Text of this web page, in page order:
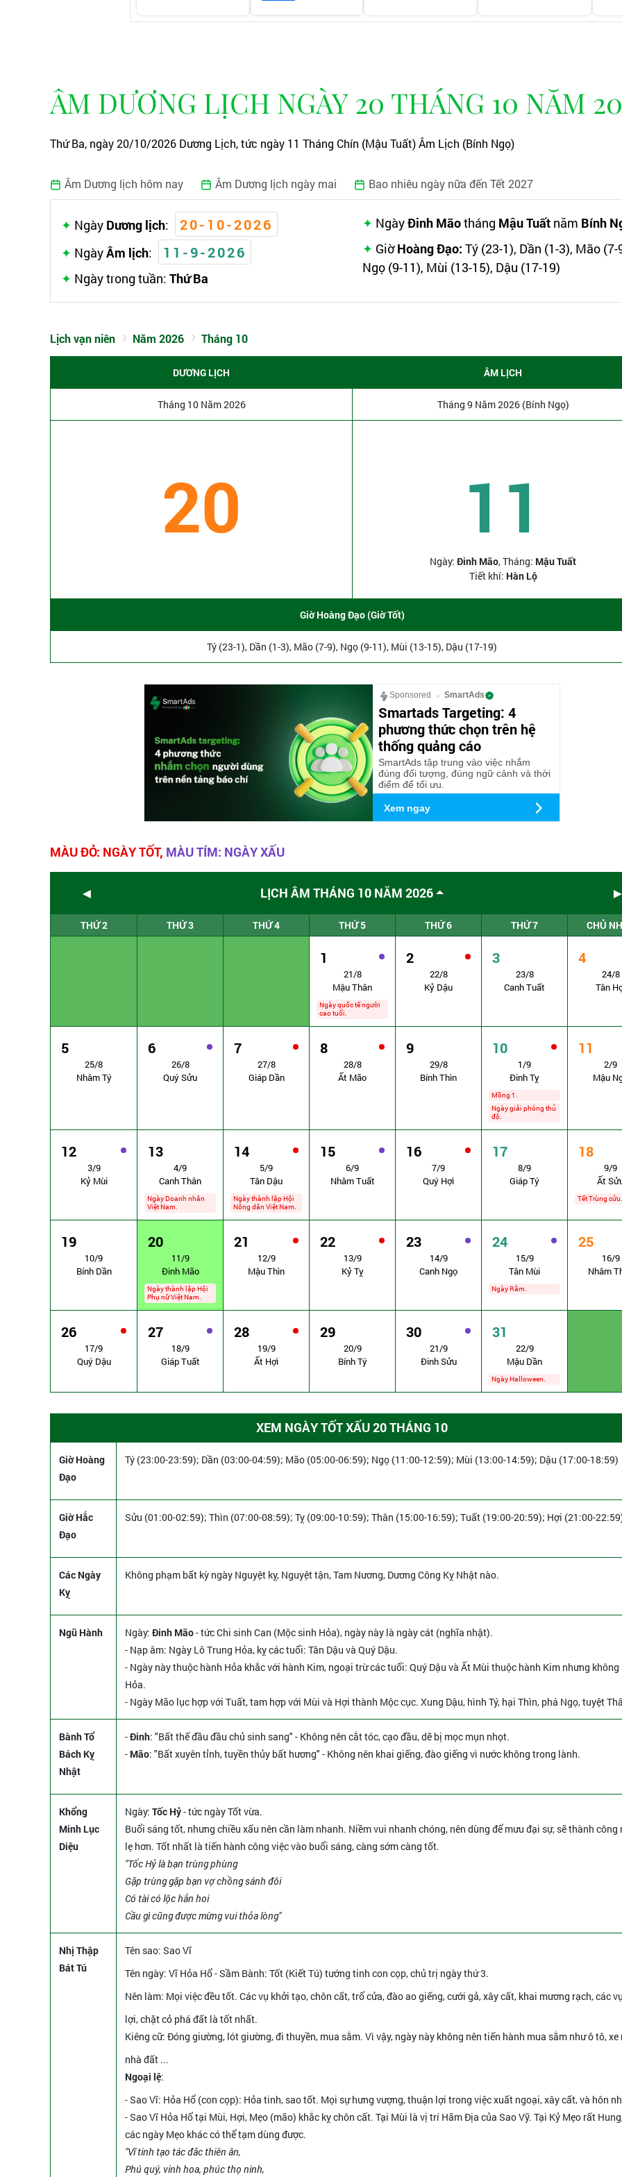
ÂM DƯƠNG LỊCH NGÀY 20 THÁNG 10 NĂM
Thứ Ba, ngày 20/10/2026 Dương Lịch, tức ngày 11 Tháng Chín (Mậu Tuất) Âm Lịch (Bính Ngọ)
Âm Dương lịch hôm nay Âm Dương lịch ngày mai Bao nhiêu ngày nữa đến Tết 2027
Ngày Dương lịch: 20-10-2026
NgàyÂm lịch: 11-9-2026
Ngày trong tuần: Thứ Ba
NgàyĐinh Mãotháng Mậu Tuất năm Bính
GiờHoàng Đạo: Tý (23-1), Dần (1-3), Mão (7-
Ngọ (9-11), Mùi (13-15), Dậu (17-19)
Lịch vạn niên Năm 2026 Tháng 10
DƯƠNG LỊCH ÂM LỊCH
Tháng 10 Năm 2026 Tháng 9 Năm 2026 (Bính Ngọ)
20 11
Ngày: Đinh Mão, Tháng: Mậu Tuất
Tiết khí: Hàn Lộ
Giờ Hoàng Đạo (Giờ Tốt)
Tý (23-1), Dần (1-3), Mão (7-9), Ngọ (9-11), Mùi (13-15), Dậu (17-19)
Sponsored SmartAds
Smartads Targeting: 4
phương thức chọn trên hệ
thống quảng cáo
SmartAds tập trung vào việc nhắm
đúng đối tượng, đúng ngữ cảnh và thời
điểm để tối ưu.
Xem ngay
MÀU ĐỎ: NGÀY TỐT, MÀU TÍM: NGÀY XẤU
◄ LỊCH ÂM THÁNG 10 NĂM 2026 ►
THỨ 2 THỨ 3 THỨ 4 THỨ 5 THỨ 6 THỨ 7 CHỦ
1
21/8
Mậu Thân
Ngày quốc tế người
cao tuổi.
2
22/8
Kỷ Dậu
3
23/8
Canh Tuất
4
24/8
Tân
5
25/8
Nhâm Tý
6
26/8
Quý Sửu
7
27/8
Giáp Dần
8
28/8
Ất Mão
9
29/8
Bính Thìn
10
1/9
Đinh Tỵ
Mồng 1.
Ngày giải phóng thủ
đô.
11
2/9
Mậu
12
3/9
Kỷ Mùi
13
4/9
Canh Thân
Ngày Doanh nhân
Việt Nam.
14
5/9
Tân Dậu
Ngày thành lập Hội
Nông dân Việt Nam.
15
6/9
Nhâm Tuất
16
7/9
Quý Hợi
17
8/9
Giáp Tý
18
9/9
Ất
Tết Trùng cửu.
19
10/9
Bính Dần
20
11/9
Đinh Mão
Ngày thành lập Hội
Phụ nữ Việt Nam.
21
12/9
Mậu Thìn
22
13/9
Kỷ Tỵ
23
14/9
Canh Ngọ
24
15/9
Tân Mùi
Ngày Rằm.
25
16/9
Nhâm
26
17/9
Quý Dậu
27
18/9
Giáp Tuất
28
19/9
Ất Hợi
29
20/9
Bính Tý
30
21/9
Đinh Sửu
31
22/9
Mậu Dần
Ngày Halloween.
XEM NGÀY TỐT XẤU 20 THÁNG 10
Giờ Hoàng
Đạo
Tý (23:00-23:59); Dần (03:00-04:59); Mão (05:00-06:59); Ngọ (11:00-12:59); Mùi (13:00-14:59); Dậu (17:00-18:59)
Giờ Hắc
Đạo
Sửu (01:00-02:59); Thìn (07:00-08:59); Tỵ (09:00-10:59); Thân (15:00-16:59); Tuất (19:00-20:59); Hợi (21:00-
Các Ngày
Kỵ
Không phạm bất kỳ ngày Nguyệt kỵ, Nguyệt tận, Tam Nương, Dương Công Kỵ Nhật nào.
Ngũ Hành Ngày: Đinh Mão- tức Chi sinh Can (Mộc sinh Hỏa), ngày này là ngày cát (nghĩa nhật).
- Nạp âm: Ngày Lô Trung Hỏa, kỵ các tuổi: Tân Dậu và Quý Dậu.
- Ngày này thuộc hành Hỏa khắc với hành Kim, ngoại trừ các tuổi: Quý Dậu và Ất Mùi thuộc hành Kim nhưng không
Hỏa.
- Ngày Mão lục hợp với Tuất, tam hợp với Mùi và Hợi thành Mộc cục. Xung Dậu, hình Tý, hại Thìn, phá Ngọ, tuyệt
Bành Tổ
Bách Kỵ
Nhật
-Đinh: "Bất thế đầu đầu chủ sinh sang" - Không nên cắt tóc, cạo đầu, dẽ bị mọc mụn nhọt.
- Mão: "Bất xuyên tỉnh, tuyền thủy bất hương" - Không nên khai giếng, đào giếng vì nước không trong lành.
Khổng
Minh Lục
Diệu
Ngày: Tốc Hỷ- tức ngày Tốt vừa.
Buổi sáng tốt, nhưng chiều xấu nên cần làm nhanh. Niềm vui nhanh chóng, nên dùng để mưu đại sự, sẽ thành công
lẹ hơn. Tốt nhất là tiến hành công việc vào buổi sáng, càng sớm càng tốt.
"Tốc Hỷ là bạn trùng phùng
Gặp trùng gặp bạn vợ chồng sánh đôi
Có tài có lộc hẳn hoi
Cầu gì cũng được mừng vui thỏa lòng"
Nhị Thập
Bát Tú
Tên sao: Sao Vĩ
Tên ngày: Vĩ Hỏa Hổ - Sầm Bành: Tốt (Kiết Tú) tướng tinh con cọp, chủ trị ngày thứ 3.
Nên làm: Mọi việc đều tốt. Các vụ khởi tạo, chôn cất, trổ cửa, đào ao giếng, cưới gả, xây cất, khai mương rạch, các
lợi, chặt cỏ phá đất là tốt nhất.
Kiêng cữ: Đóng giường, lót giường, đi thuyền, mua sắm. Vì vậy, ngày này không nên tiến hành mua sắm như ô tô, xe
nhà đất ...
Ngoại lệ:
- Sao Vĩ: Hỏa Hổ (con cọp): Hỏa tinh, sao tốt. Mọi sự hưng vượng, thuận lợi trong việc xuất ngoại, xây cất, và hôn
- Sao Vĩ Hỏa Hổ tại Mùi, Hợi, Mẹo (mão) khắc kỵ chôn cất. Tại Mùi là vị trí Hãm Địa của Sao Vỹ. Tại Kỷ Mẹo rất
các ngày Mẹo khác có thể tạm dùng được.
"Vĩ tinh tạo tác đắc thiên ân,
Phú quý, vinh hoa, phúc thọ ninh,